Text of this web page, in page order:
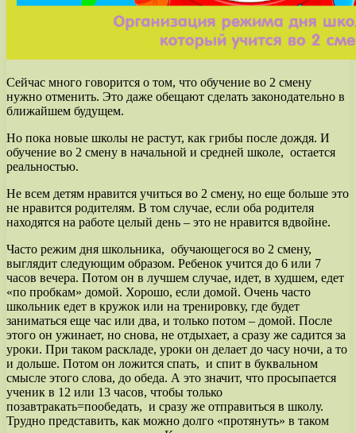
Сейчас много говорится о том, что обучение во 2 смену
нужно отменить. Это даже обещают сделать законодательно в
ближайшем будущем.
Но пока новые школы не растут, как грибы после дождя. И
обучение во 2 смену в начальной и средней школе, остается
реальностью.
Не всем детям нравится учиться во 2 смену, но еще больше это
не нравится родителям. В том случае, если оба родителя
находятся на работе целый день – это не нравится вдвойне.
Часто режим дня школьника, обучающегося во 2 смену,
выглядит следующим образом. Ребенок учится до 6 или 7
часов вечера. Потом он в лучшем случае, идет, в худшем, едет
«по пробкам» домой. Хорошо, если домой. Очень часто
школьник едет в кружок или на тренировку, где будет
заниматься еще час или два, и только потом – домой. После
этого он ужинает, но снова, не отдыхает, а сразу же садится за
уроки. При таком раскладе, уроки он делает до часу ночи, а то
и дольше. Потом он ложится спать, и спит в буквальном
смысле этого слова, до обеда. А это значит, что просыпается
ученик в 12 или 13 часов, чтобы только
позавтракать=пообедать, и сразу же отправиться в школу.
Трудно представить, как можно долго «протянуть» в таком